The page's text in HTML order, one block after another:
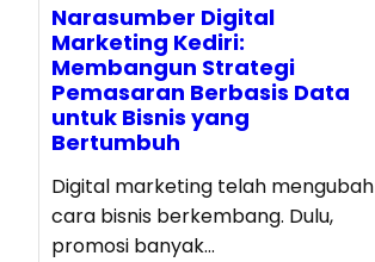
Narasumber Digital
Marketing Kediri:
Membangun Strategi
Pemasaran Berbasis Data
untuk Bisnis yang
Bertumbuh
Digital marketing telah mengubah
cara bisnis berkembang. Dulu,
promosi banyak…